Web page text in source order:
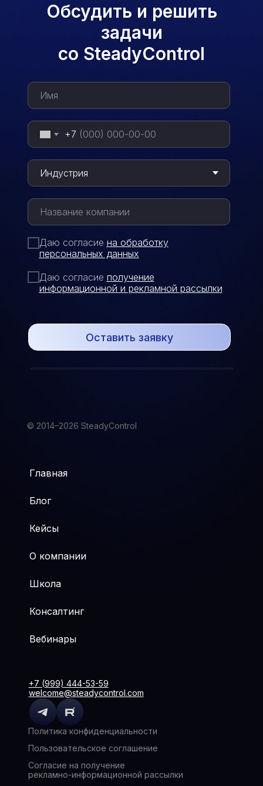
© 2014–2026 SteadyControl
+7 (999) 444-53-59
welcome@steadycontrol.com
Согласие на получение
рекламно-информационной рассылки
Пользовательское соглашение
Политика конфиденциальности
Школа
Главная
Консалтинг
Блог
Вебинары
Кейсы
О компании
+7
Даю согласие на обработку
персональных данных
Даю согласие получение
информационной и рекламной рассылки
Оставить заявку
Обсудить и решить
задачи
со SteadyControl